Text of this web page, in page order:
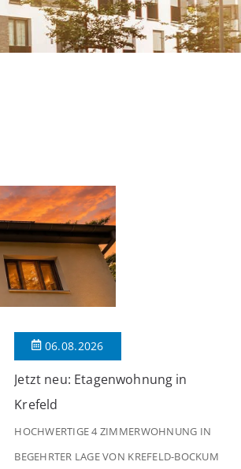
06.08.2026
Jetzt neu: Etagenwohnung in
Krefeld
HOCHWERTIGE 4 ZIMMERWOHNUNG IN
BEGEHRTER LAGE VON KREFELD-BOCKUM